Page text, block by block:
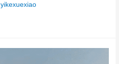
yikexuexiao